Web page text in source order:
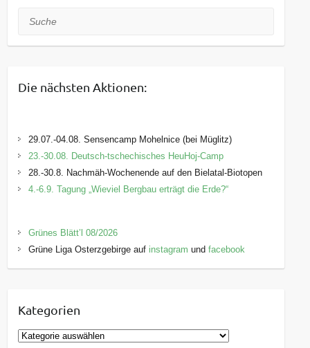
Suche
Die nächsten Aktionen:
29.07.-04.08. Sensencamp Mohelnice (bei Müglitz)
23.-30.08. Deutsch-tschechisches HeuHoj-Camp
28.-30.8. Nachmäh-Wochenende auf den Bielatal-Biotopen
4.-6.9. Tagung „Wieviel Bergbau erträgt die Erde?“
Grünes Blätt’l 08/2026
Grüne Liga Osterzgebirge auf instagram undfacebook
Kategorien
K